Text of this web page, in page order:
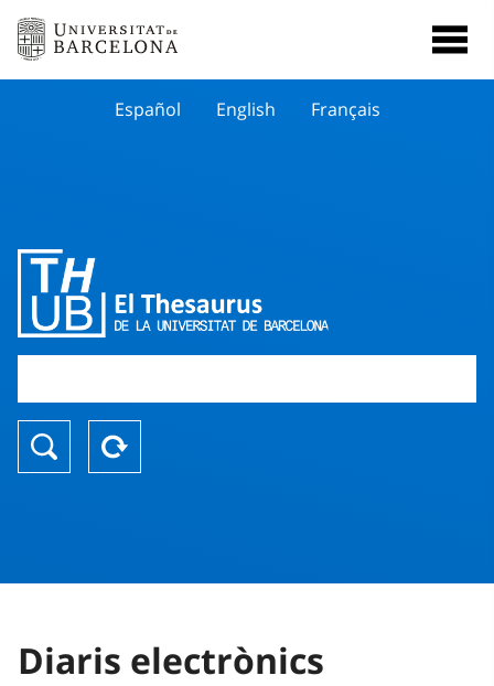
Español English Français
Diaris electrònics